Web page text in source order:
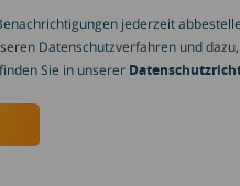
jederzeit
Datenschutzverfahren und
Sie in unserer